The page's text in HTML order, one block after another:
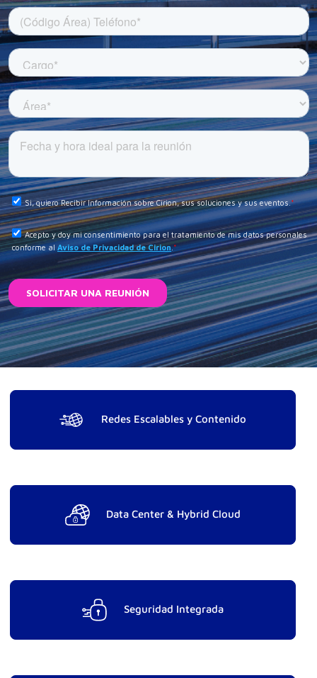
Redes Escalables y Contenido
Data Center & Hybrid Cloud
Seguridad Integrada